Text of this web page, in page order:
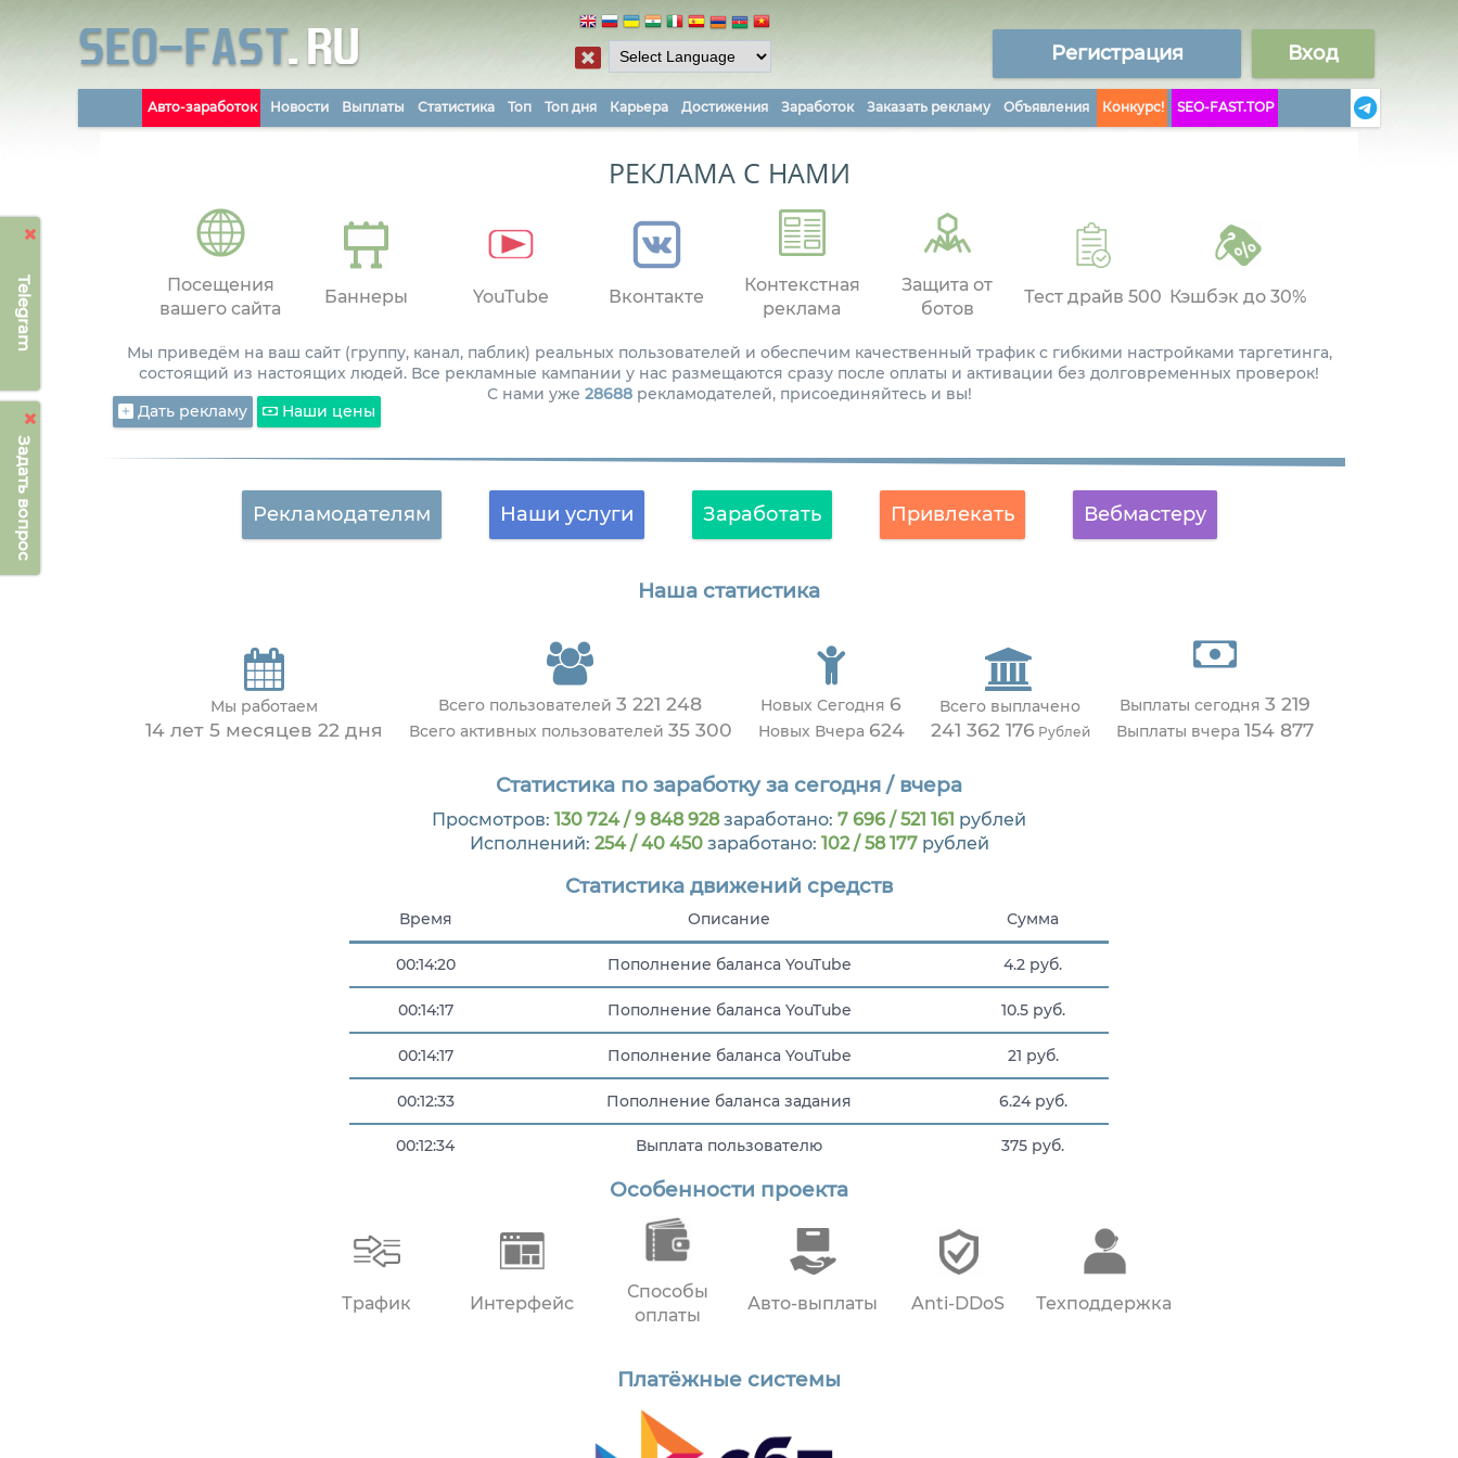
Telegram
Задать вопрос
Регистрация Вход
Авто-заработок Новости Выплаты Статистика Топ Топ дня Карьера Достижения Заработок Заказать рекламу Объявления Конкурс! SEO-FAST.TOP
РЕКЛАМА С НАМИ
Посещения
вашего сайта
Баннеры YouTube Вконтакте
Контекстная
реклама
Защита от
ботов
Тест драйв 500 Кэшбэк до 30%
Мы приведём на ваш сайт (группу, канал, паблик) реальных пользователей и обеспечим качественный трафик с гибкими настройками таргетинга,
состоящий из настоящих людей. Все рекламные кампании у нас размещаются сразу после оплаты и активации без долговременных проверок!
С нами уже 28688рекламодателей, присоединяйтесь и вы!
Дать рекламу
Наши цены
Рекламодателям Наши услуги Заработать Привлекать Вебмастеру
Наша статистика
Мы работаем
14 лет 5 месяцев 22 дня
Всего пользователей 3 221 248
Всего активных пользователей 35 300
Новых Сегодня 6
Новых Вчера 624
Всего выплачено
241 362 176 Рублей
Выплаты сегодня 3 219
Выплаты вчера 154 877
Статистика по заработку за сегодня / вчера
Просмотров: 130 724 / 9 848 928заработано: 7 696 / 521 161 рублей
Исполнений: 254 / 40 450заработано: 102 / 58 177рублей
Статистика движений средств
Время Описание Сумма
00:14:20 Пополнение баланса YouTube 4.2 руб.
00:14:17 Пополнение баланса YouTube 10.5 руб.
00:14:17 Пополнение баланса YouTube 21 руб.
00:12:33 Пополнение баланса задания 6.24 руб.
00:12:34 Выплата пользователю 375 руб.
Пополнение баланса YouTube
Пополнение баланса задания
Пополнение баланса YouTube
Особенности проекта
Трафик Интерфейс
Способы
оплаты
Авто-выплаты Anti-DDoS Техподдержка
Платёжные системы